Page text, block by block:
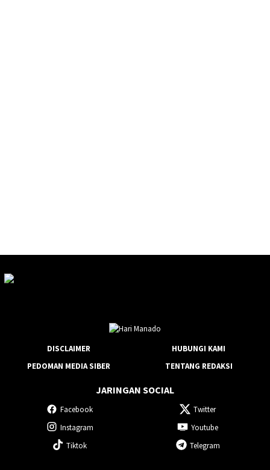
DISCLAIMER
HUBUNGI KAMI
PEDOMAN MEDIA SIBER
TENTANG REDAKSI
JARINGAN SOCIAL
Facebook
Twitter
Instagram
Youtube
Tiktok
Telegram